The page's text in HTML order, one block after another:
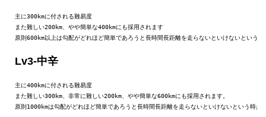
主に300kmに付される難易度
また難しい200km、やや簡単な400kmにも採用されます
原則600km以上は勾配がどれほど簡単であろうと長時間長距離を走らないといけないという
Lv3-中辛
主に400kmに付される難易度
また難しい300km、非常に難しい200km、やや簡単な600kmにも採用されます。
原則1000kmは勾配がどれほど簡単であろうと長時間長距離を走らないといけないという時点